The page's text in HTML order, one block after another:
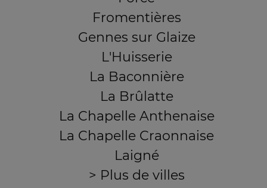
Fromentières
Gennes sur Glaize
L'Huisserie
La Baconnière
La Brûlatte
La Chapelle Anthenaise
La Chapelle Craonnaise
Laigné
> Plus de villes